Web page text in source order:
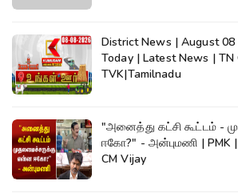
District News | August
Today | Latest News | TN
TVK|Tamilnadu
"அனைத்து கட்சி கூட்டம் -
ஈகோ?" - அன்புமணி | PMK
CM Vijay